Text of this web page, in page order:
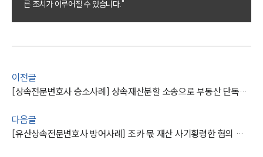
그룹소개
통합검색
AI대륜
업무사례
른 조치가 이루어질 수 있습니다."
이전글
[상속전문변호사 승소사례] 상속재산분할 소송으로 부동산 단독명의 이전을 원한 의뢰인, 변호사의 조력으로 청구 인용받다!
다음글
[유산상속전문변호사 방어사례] 조카 몫 재산 사기횡령한 혐의 선고유예, 전과 남지 않도록 조력